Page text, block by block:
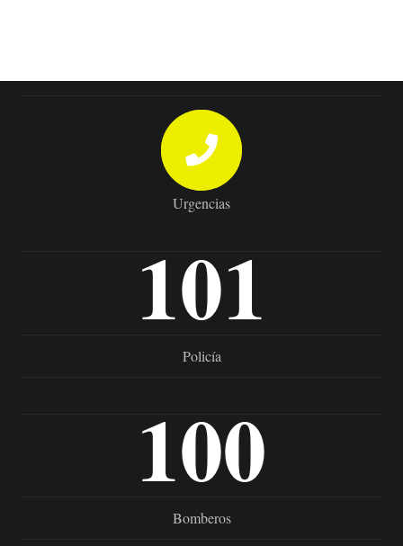
Urgencias
101
Policía
100
Bomberos